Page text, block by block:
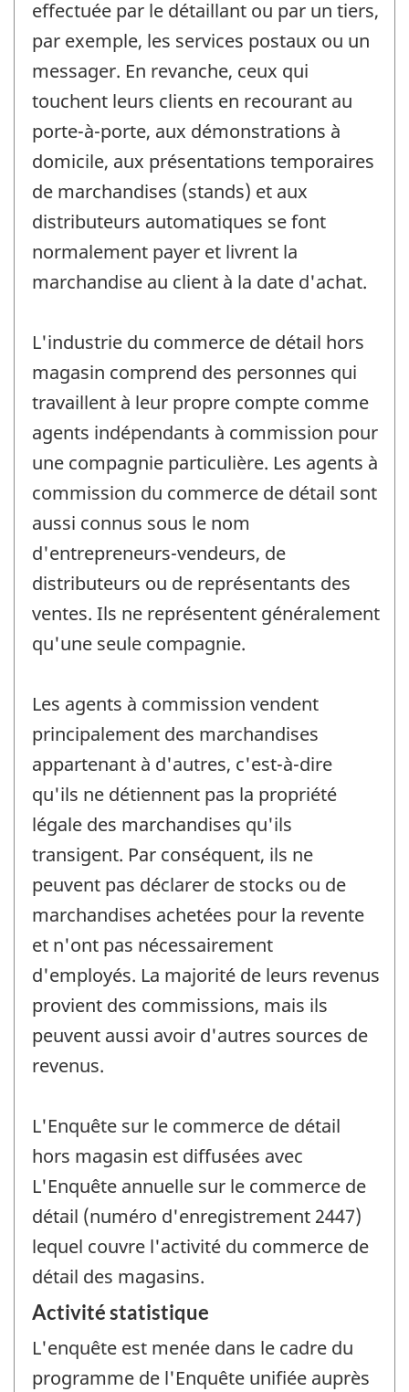
effectuée par le détaillant ou par un tiers,
par exemple, les services postaux ou un
messager. En revanche, ceux qui
touchent leurs clients en recourant au
porte-à-porte, aux démonstrations à
domicile, aux présentations temporaires
de marchandises (stands) et aux
distributeurs automatiques se font
normalement payer et livrent la
marchandise au client à la date d'achat.
L'industrie du commerce de détail hors
magasin comprend des personnes qui
travaillent à leur propre compte comme
agents indépendants à commission pour
une compagnie particulière. Les agents à
commission du commerce de détail sont
aussi connus sous le nom
d'entrepreneurs-vendeurs, de
distributeurs ou de représentants des
ventes. Ils ne représentent généralement
qu'une seule compagnie.
Les agents à commission vendent
principalement des marchandises
appartenant à d'autres, c'est-à-dire
qu'ils ne détiennent pas la propriété
légale des marchandises qu'ils
transigent. Par conséquent, ils ne
peuvent pas déclarer de stocks ou de
marchandises achetées pour la revente
et n'ont pas nécessairement
d'employés. La majorité de leurs revenus
provient des commissions, mais ils
peuvent aussi avoir d'autres sources de
revenus.
L'Enquête sur le commerce de détail
hors magasin est diffusées avec
L'Enquête annuelle sur le commerce de
détail (numéro d'enregistrement 2447)
lequel couvre l'activité du commerce de
détail des magasins.
Activité statistique
L'enquête est menée dans le cadre du
programme de l'Enquête unifiée auprès